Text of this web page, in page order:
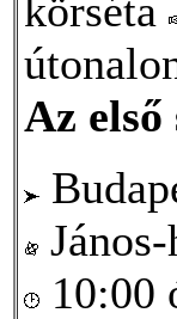
körséta
Az első
10:00